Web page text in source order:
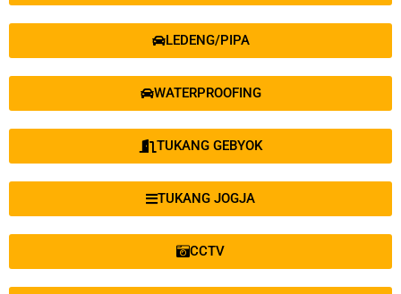
LEDENG/PIPA
WATERPROOFING
TUKANG GEBYOK
TUKANG JOGJA
CCTV